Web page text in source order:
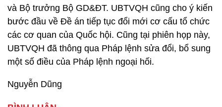
và Bộ trưởng Bộ GD&ĐT. UBTVQH cũng cho ý kiến
bước đầu về Đề án tiếp tục đổi mới cơ cấu tổ chức
các cơ quan của Quốc hội. Cũng tại phiên họp này,
UBTVQH đã thông qua Pháp lệnh sửa đổi, bổ sung
một số điều của Pháp lệnh ngoại hối.
Nguyễn Dũng